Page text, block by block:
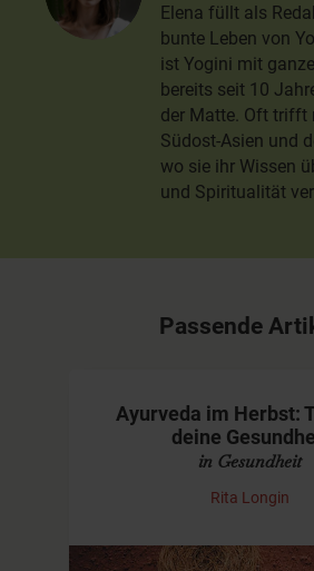
Elena füllt als
bunte Leben von
ist Yogini mit
bereits seit 10
der Matte. Oft trifft
Südost-Asien und
wo sie ihr Wissen
und Spiritualität
Passende
Ayurveda im Herbst:
deine
in Gesundheit
Rita Longin